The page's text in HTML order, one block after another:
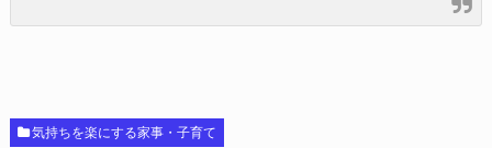
気持ちを楽にする家事・子育て